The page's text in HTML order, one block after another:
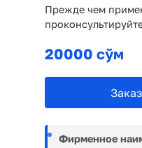
Прежде чем
20000 сўм
Фирменное